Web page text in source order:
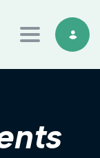
Toggle